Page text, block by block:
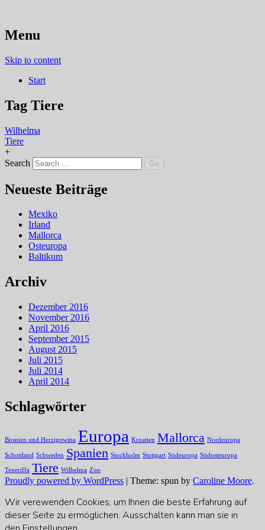
Fotografie-ol.li
Fotografie von olli
Menu
Skip to content
Start
Tag Tiere
Wilhelma
Tiere
+
Search
Neueste Beiträge
Mexiko
Irland
Mallorca
Osteuropa
Baltikum
Archiv
Dezember 2016
November 2016
April 2016
September 2015
August 2015
Juli 2015
Juli 2014
April 2014
Schlagwörter
Bosnien und Herzigowina Europa Kroatien Mallorca Nordeuropa
Schottland Schweden Spanien Stockholm Stuttgart Südeuropa Südosteuropa
Teneriffa Tiere Wilhelma Zoo
Proudly powered by WordPress | Theme: spun by Caroline Moore.
Wir verewenden Cookies, um Ihnen die beste Erfahrung auf
dieser Seite zu ermöglichen. Ausschalten kann man sie in